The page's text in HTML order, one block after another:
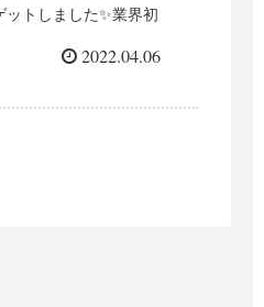
トしました✨業界初
2022.04.06